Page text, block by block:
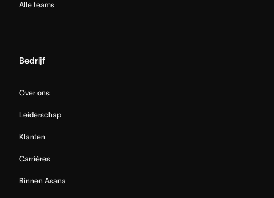
Alle teams
Bedrijf
Over ons
Leiderschap
Klanten
Carrières
Binnen Asana